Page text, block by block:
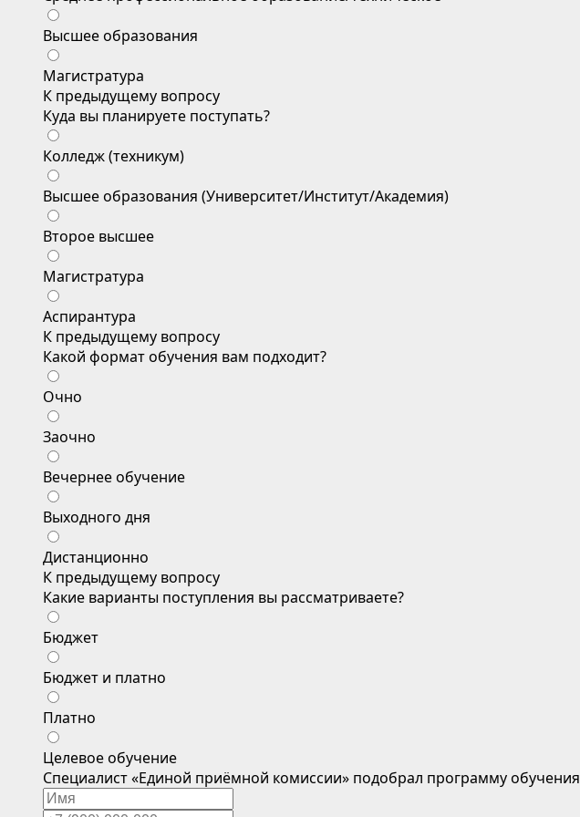
Высшее образования
Магистратура
К предыдущему вопросу
Куда вы планируете поступать?
Колледж (техникум)
Высшее образования (Университет/Институт/Академия)
Второе высшее
Магистратура
Аспирантура
К предыдущему вопросу
Какой формат обучения вам подходит?
Очно
Заочно
Вечернее обучение
Выходного дня
Дистанционно
К предыдущему вопросу
Какие варианты поступления вы рассматриваете?
Бюджет
Бюджет и платно
Платно
Целевое обучение
Специалист «Единой приёмной комиссии» подобрал программу обучения